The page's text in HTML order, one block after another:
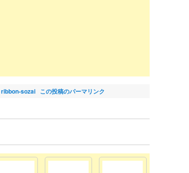
ribbon-sozai この投稿のパーマリンク